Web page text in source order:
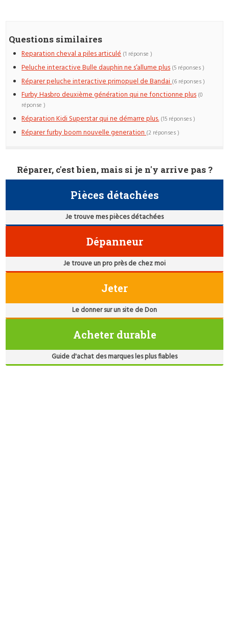
Questions similaires
Reparation cheval a piles articulé (1 réponse )
Peluche interactive Bulle dauphin ne s’allume plus (5 réponses )
Réparer peluche interactive primopuel de Bandai(6 réponses )
Furby Hasbro deuxième génération qui ne fonctionne plus (0
réponse )
Réparation Kidi Superstar qui ne démarre plus. (15 réponses )
Réparer furby boom nouvelle generation(2 réponses )
Réparer, c'est bien, mais si je n'y arrive pas ?
Pièces détachées
Je trouve mes pièces détachées
Dépanneur
Je trouve un pro près de chez moi
Jeter
Le donner sur un site de Don
Acheter durable
Guide d'achat des marques les plus fiables